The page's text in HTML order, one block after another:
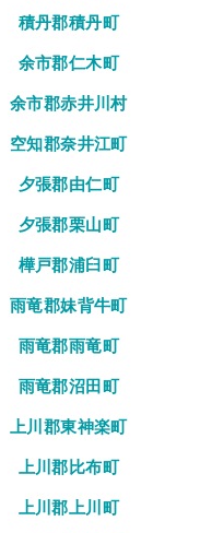
積丹郡積丹町
余市郡仁木町
余市郡赤井川村
空知郡奈井江町
夕張郡由仁町
夕張郡栗山町
樺戸郡浦臼町
雨竜郡妹背牛町
雨竜郡雨竜町
雨竜郡沼田町
上川郡東神楽町
上川郡比布町
上川郡上川町